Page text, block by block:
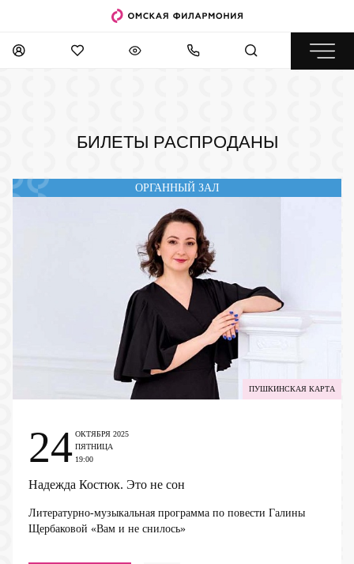
БИЛЕТЫ РАСПРОДАНЫ
ОРГАННЫЙ ЗАЛ
ПУШКИНСКАЯ КАРТА
Надежда Костюк. Это не сон
Литературно-музыкальная программа по повести Галины
Щербаковой «Вам и не снилось»
24 ОКТЯБРЯ 2025
ПЯТНИЦА
19:00